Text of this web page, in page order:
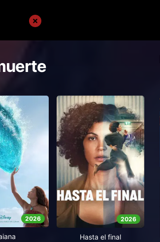
2026 2026
Hasta el final